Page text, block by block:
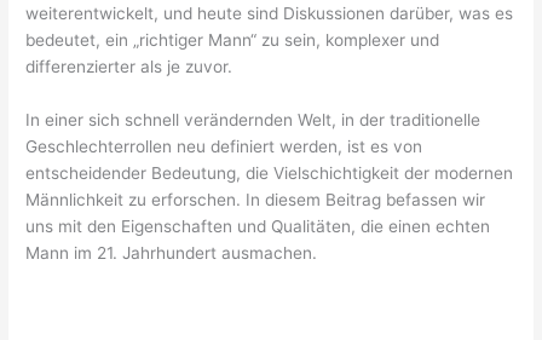
weiterentwickelt, und heute sind Diskussionen darüber, was es
bedeutet, ein „richtiger Mann“ zu sein, komplexer und
differenzierter als je zuvor.
In einer sich schnell verändernden Welt, in der traditionelle
Geschlechterrollen neu definiert werden, ist es von
entscheidender Bedeutung, die Vielschichtigkeit der modernen
Männlichkeit zu erforschen. In diesem Beitrag befassen wir
uns mit den Eigenschaften und Qualitäten, die einen echten
Mann im 21. Jahrhundert ausmachen.